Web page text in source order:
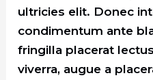
ultricies elit. Donec
condimentum ante
fringilla placerat
viverra, augue a